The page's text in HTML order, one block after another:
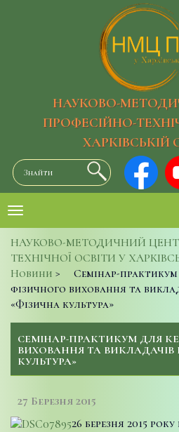
НАУКОВО-
ПРОФЕСІЙНО-
ХАРКІВСЬКІЙ
НАУКОВО-МЕТОДИЧНИЙ
ТЕХНІЧНОЇ ОСВІТИ У
Новини >
Семінар-практикум
фізичного виховання та
«Фізична культура»
СЕМІНАР-ПРАКТИКУМ ДЛЯ
ВИХОВАННЯ ТА ВИКЛАДАЧІВ
КУЛЬТУРА»
27 Березня 2015
26 березня 2015